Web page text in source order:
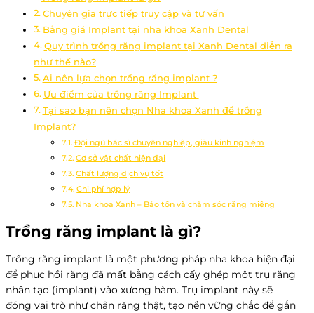
Chuyên gia trực tiếp truy cập và tư vấn
Bảng giá Implant tại nha khoa Xanh Dental
Quy trình trồng răng implant tại Xanh Dental diễn ra
như thế nào?
Ai nên lựa chọn trồng răng implant ?
Ưu điểm của trồng răng Implant
Tại sao bạn nên chọn Nha khoa Xanh để trồng
Implant?
Đội ngũ bác sĩ chuyên nghiệp, giàu kinh nghiệm
Cơ sở vật chất hiện đại
Chất lượng dịch vụ tốt
Chi phí hợp lý
Nha khoa Xanh – Bảo tồn và chăm sóc răng miệng
Trồng răng implant là gì?
Trồng răng implant là một phương pháp nha khoa hiện đại
để phục hồi răng đã mất bằng cách cấy ghép một trụ răng
nhân tạo (implant) vào xương hàm. Trụ implant này sẽ
đóng vai trò như chân răng thật, tạo nền vững chắc để gắn